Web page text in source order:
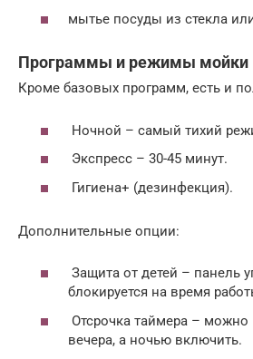
мытье посуды из стекла
Программы и режимы мойки
Кроме базовых программ, есть и
Ночной – самый тихий
Экспресс – 30-45 минут.
Гигиена+ (дезинфекция).
Дополнительные опции:
Защита от детей – панель
блокируется на время
Отсрочка таймера – можно
вечера, а ночью включить.